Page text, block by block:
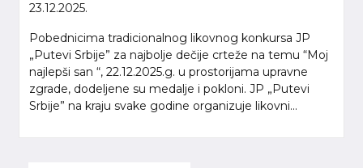
23.12.2025.
Pobednicima tradicionalnog likovnog konkursa JP
„Putevi Srbije” za najbolje dečije crteže na temu “Moj
najlepši san “, 22.12.2025.g. u prostorijama upravne
zgrade, dodeljene su medalje i pokloni. JP „Putevi
Srbije” na kraju svake godine organizuje likovni...